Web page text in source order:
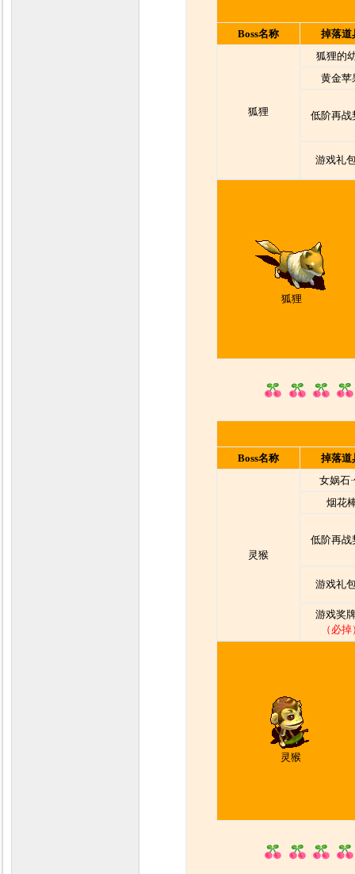
Boss名称 掉落道
狐狸
狐狸的
黄金苹
低阶再战
游戏礼
狐狸
Boss名称 掉落道
灵猴
女娲石
烟花
低阶再战
游戏礼
游戏奖
（必
灵猴